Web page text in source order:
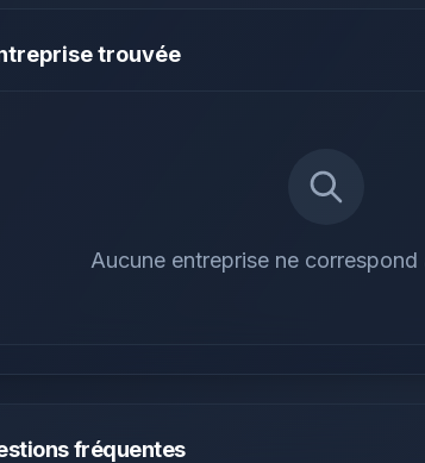
trouvée
Aucune entreprise ne correspond
fréquentes